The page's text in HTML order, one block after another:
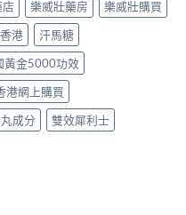
樂威壯藥房
樂威壯購買
港
汗馬糖
黃金5000功效
港網上購買
成分 雙效犀利士